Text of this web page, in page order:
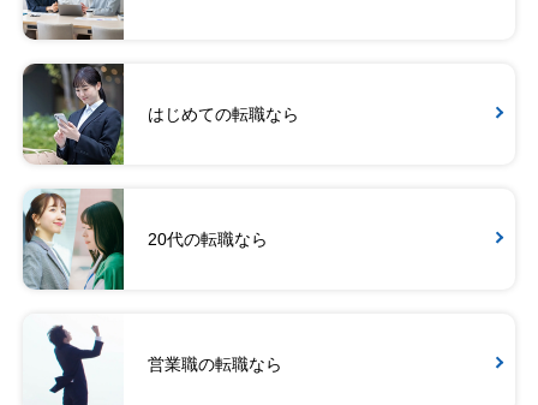
はじめての転職なら
20代の転職なら
営業職の転職なら